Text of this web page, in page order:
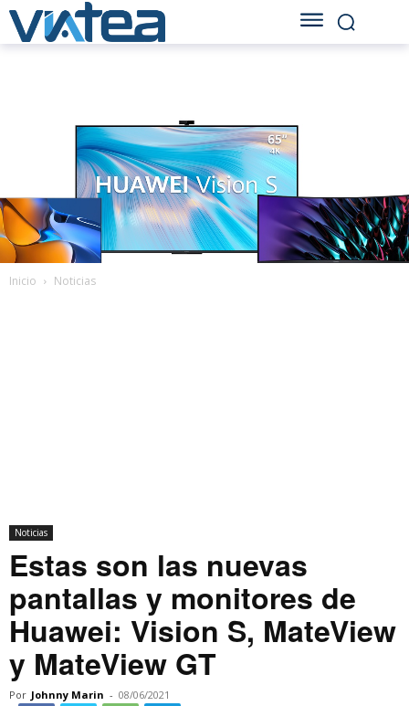
Inicio Noticias
Noticias
Estas son las nuevas
pantallas y monitores de
Huawei: Vision S, MateView
y MateView GT
Por Johnny Marin - 08/06/2021